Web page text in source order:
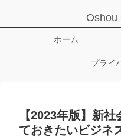
Oshou
ホーム
プライ
【2023年版】新
ておきたいビジネ